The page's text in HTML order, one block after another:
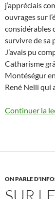
j’appréciais
ouvrages sur
considérables
survivre de sa
J’avais pu
Catharisme
Montéségur
René Nelli qui
Continuer la
ON PARLE